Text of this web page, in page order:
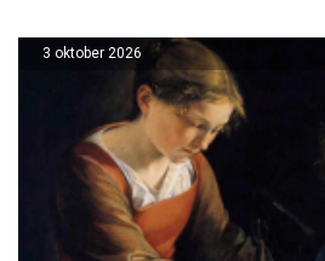
3 oktober 2026